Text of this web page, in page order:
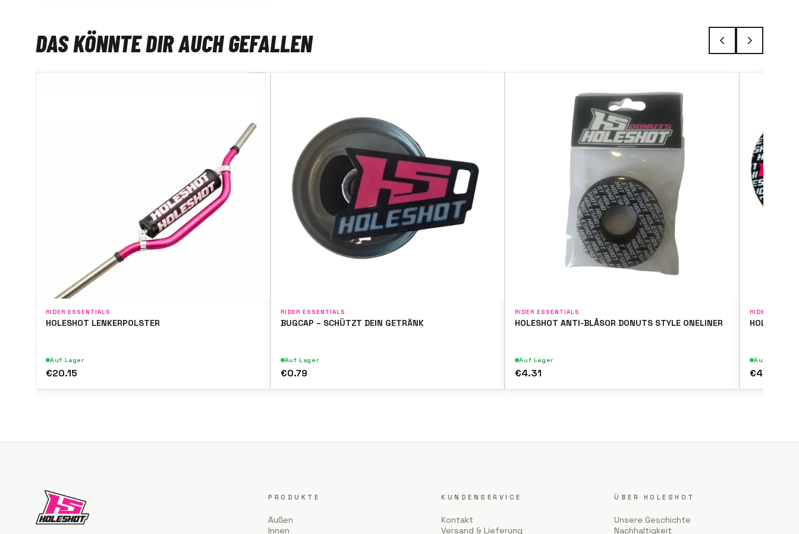
DAS KÖNNTE DIR AUCH GEFALLEN
RIDER ESSENTIALS
HOLESHOT LENKERPOLSTER
Auf Lager
€20.15
RIDER ESSENTIALS
BUGCAP – SCHÜTZT DEIN GETRÄNK
Auf Lager
€0.79
RIDER ESSENTIALS
HOLESHOT ANTI-BLÅSOR DONUTS STYLE ONELINER
Auf Lager
€4.31
RIDER
HOLESHOT
Auf Lager
€4.31
PRODUKTE
Außen
Innen
KUNDENSERVICE
Kontakt
Versand & Lieferung
ÜBER HOLESHOT
Unsere Geschichte
Nachhaltigkeit